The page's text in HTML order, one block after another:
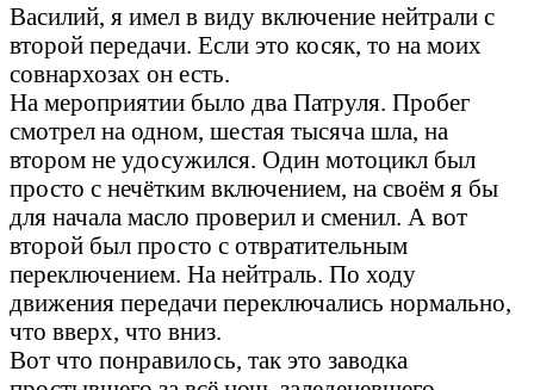
Василий, я имел в виду включение нейтрали с
второй передачи. Если это косяк, то на моих
совнархозах он есть.
На мероприятии было два Патруля. Пробег
смотрел на одном, шестая тысяча шла, на
втором не удосужился. Один мотоцикл был
просто с нечётким включением, на своём я бы
для начала масло проверил и сменил. А вот
второй был просто с отвратительным
переключением. На нейтраль. По ходу
движения передачи переключались нормально,
что вверх, что вниз.
Вот что понравилось, так это заводка